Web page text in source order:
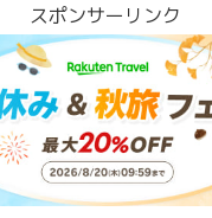
スポンサーリンク